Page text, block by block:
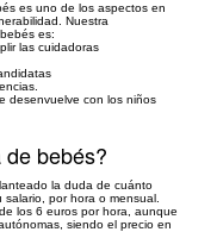
es uno de los aspectos en
Nuestra
es:
las cuidadoras
desenvuelve con los niños
bebés?
la duda de cuánto
por hora o mensual.
los 6 euros por hora, aunque
siendo el precio en